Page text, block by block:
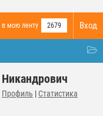
Вход
в мою ленту 2679
Никандрович
Профиль | Статистика